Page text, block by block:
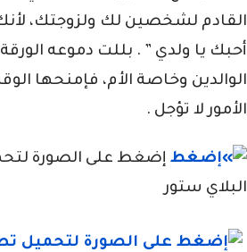
القادم لشخصين لك ولزوجتك،
أحبك يا ولدي ” . بللت دموعه
الوالدين وخاصة الأم، فإمنحها
الأمور لا تؤجل .
إضغط على الصورة
البلاي ستور